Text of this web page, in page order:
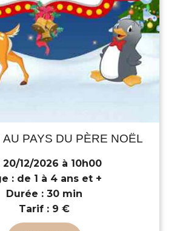
AU PAYS DU PÈRE NOËL
20/12/2026 à 10h00
:de 1 à 4 ans et +
Durée : 30 min
Tarif : 9 €